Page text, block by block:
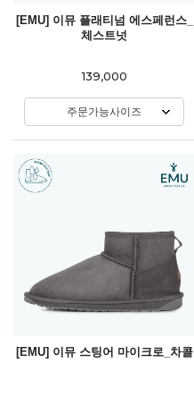
[EMU] 이뮤 플래티넘 에스페런스_
체스트넛
139,000
주문가능사이즈
[EMU] 이뮤 스팅어 마이크로_차콜